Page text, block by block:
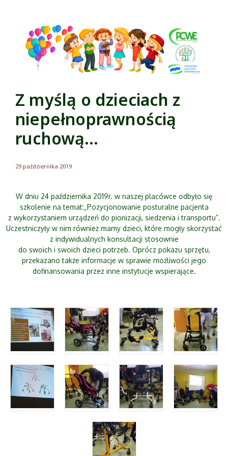
Z myślą o dzieciach z
niepełnoprawnością
ruchową…
29 października 2019
W dniu 24 października 2019r. w naszej placówce odbyło się
szkolenie na temat:„Pozycjonowanie posturalne pacjenta
z wykorzystaniem urządzeń do pionizacji, siedzenia i transportu”.
Uczestniczyły w nim również mamy dzieci, które mogły skorzystać
z indywidualnych konsultacji stosownie
do swoich i swoich dzieci potrzeb. Oprócz pokazu sprzętu,
przekazano także informacje w sprawie możliwości jego
dofinansowania przez inne instytucje wspierające.